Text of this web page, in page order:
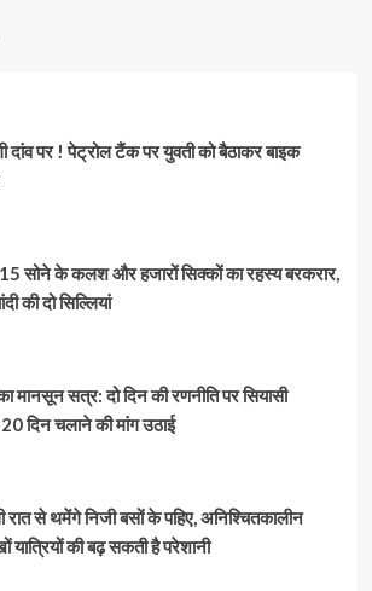
पर ! पेट्रोल टैंक पर युवती को बैठाकर बाइक
सोने के कलश और हजारों सिक्कों का रहस्य बरकरार,
की दो सिल्लियां
मानसून सत्र: दो दिन की रणनीति पर सियासी
दिन चलाने की मांग उठाई
से थमेंगे निजी बसों के पहिए, अनिश्चितकालीन
यात्रियों की बढ़ सकती है परेशानी